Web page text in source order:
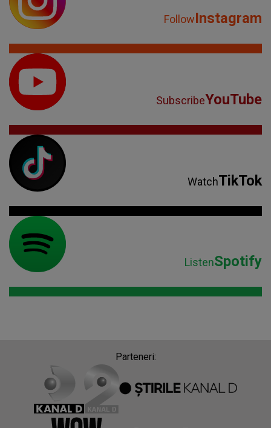
FollowInstagram
SubscribeYouTube
WatchTikTok
ListenSpotify
Parteneri: